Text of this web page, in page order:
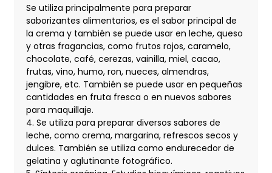
Se utiliza principalmente para preparar
saborizantes alimentarios, es el sabor principal de
la crema y también se puede usar en leche, queso
y otras fragancias, como frutos rojos, caramelo,
chocolate, café, cerezas, vainilla, miel, cacao,
frutas, vino, humo, ron, nueces, almendras,
jengibre, etc. También se puede usar en pequeñas
cantidades en fruta fresca o en nuevos sabores
para maquillaje.
4. Se utiliza para preparar diversos sabores de
leche, como crema, margarina, refrescos secos y
dulces. También se utiliza como endurecedor de
gelatina y aglutinante fotográfico.